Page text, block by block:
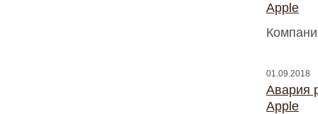
Apple
01.09.2018
Авария
Apple